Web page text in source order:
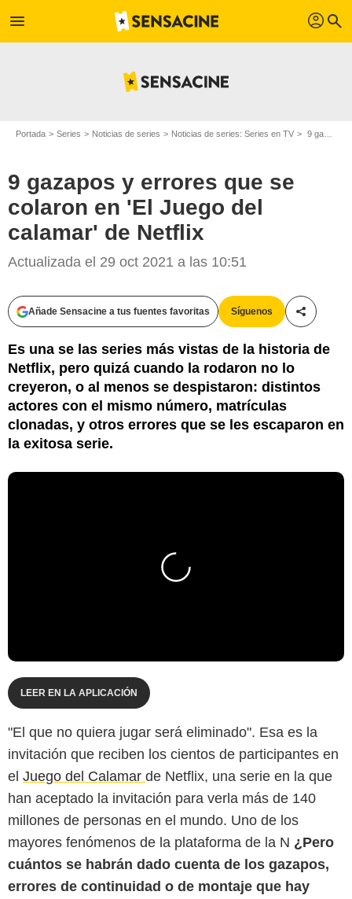
menu profil search
Portada Series Noticias de series Noticias de series: Series en TV 9 gazapos y errores que se colaron en 'El Juego del calamar' de Netflix
9 gazapos y errores que se
colaron en 'El Juego del
calamar' de Netflix
Actualizada el 29 oct 2021 a las 10:51
Añade Sensacine a tus fuentes favoritas Síguenos
Es una se las series más vistas de la historia de
Netflix, pero quizá cuando la rodaron no lo
creyeron, o al menos se despistaron: distintos
actores con el mismo número, matrículas
clonadas, y otros errores que se les escaparon en
la exitosa serie.
LEER EN LA APLICACIÓN
"El que no quiera jugar será eliminado". Esa es la
invitación que reciben los cientos de participantes en
el Juego del Calamar de Netflix, una serie en la que
han aceptado la invitación para verla más de 140
millones de personas en el mundo. Uno de los
mayores fenómenos de la plataforma de la N ¿Pero
cuántos se habrán dado cuenta de los gazapos,
errores de continuidad o de montaje que hay